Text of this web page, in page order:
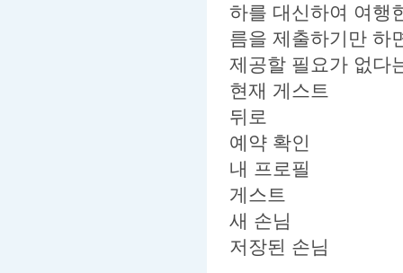
하를 대신하여 여행
름을 제출하기만 하
제공할 필요가 없다
현재 게스트
뒤로
예약 확인
내 프로필
게스트
새 손님
저장된 손님